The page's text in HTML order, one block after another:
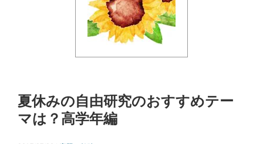
夏休みの自由研究のおすすめテー
マは？高学年編